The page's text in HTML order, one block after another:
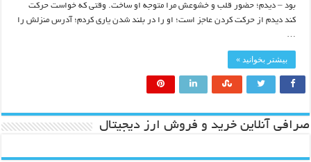
بود – دیدم؛ حضور قلب و خشوعش مرا متوجه او ساخت. وقتی که خواست حرکت
کند دیدم از حرکت کردن عاجز است؛ او را در بلند شدن یاری کردم؛ آدرس منزلش را
…
بیشتر بخوانید »
صرافی آنلاین خرید و فروش ارز دیجیتال